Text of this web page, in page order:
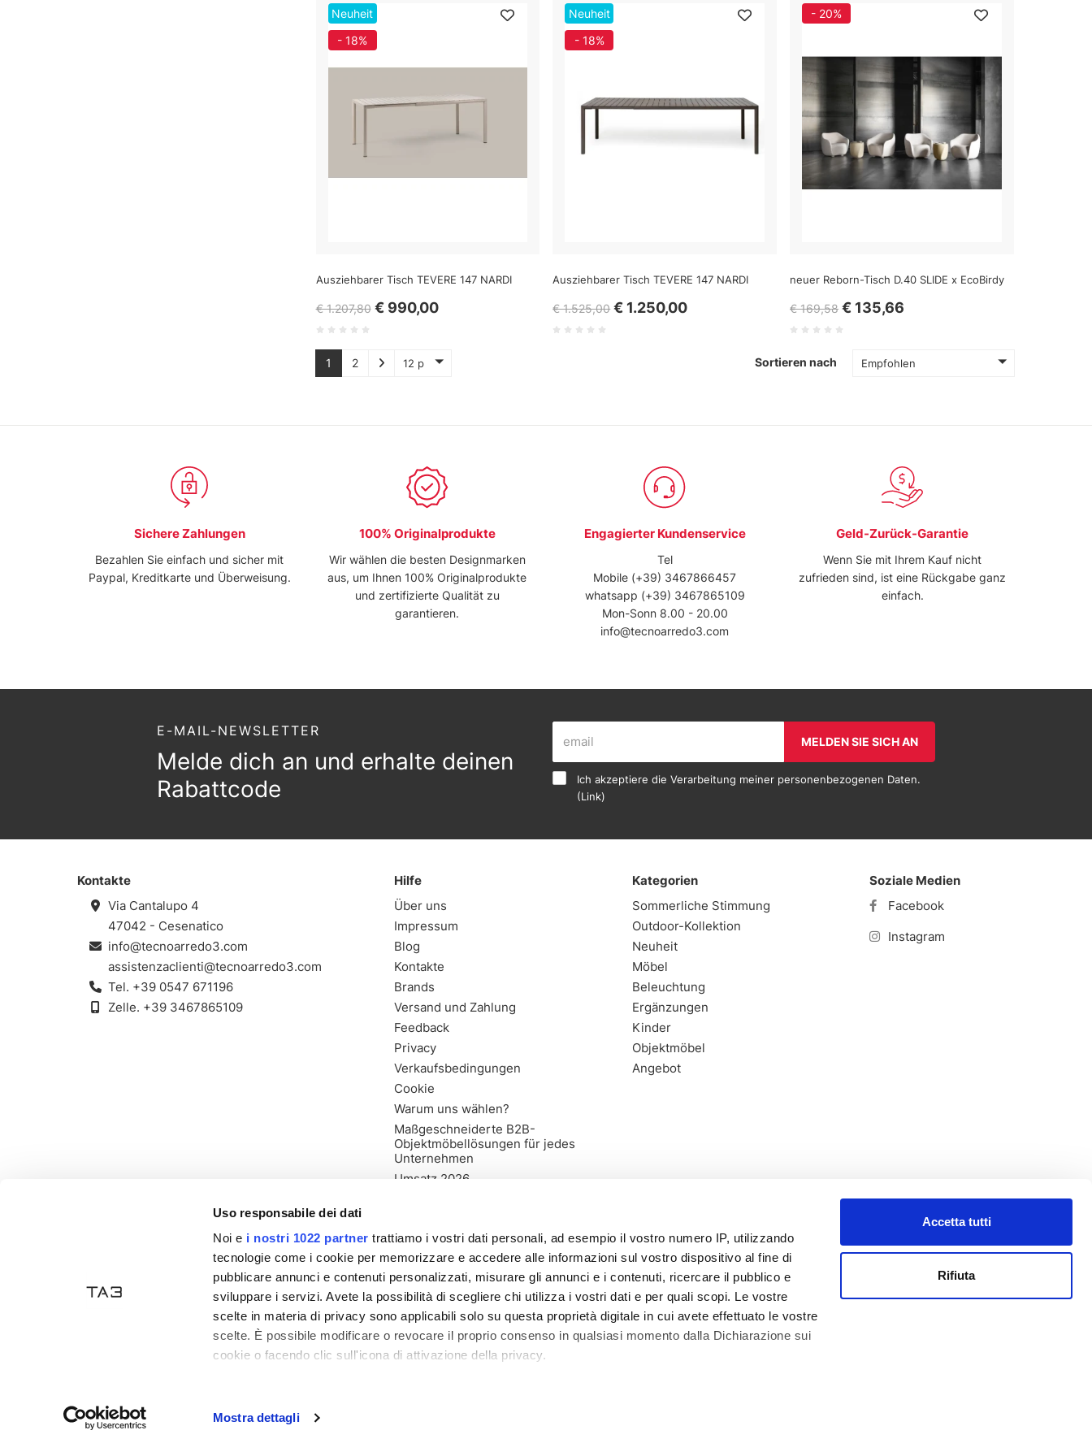
Uso responsabile dei dati
Noi e i nostri 1022 partner trattiamo i vostri dati personali, ad esempio il vostro numero IP, utilizzando
tecnologie come i cookie per memorizzare e accedere alle informazioni sul vostro dispositivo al fine di
pubblicare annunci e contenuti personalizzati, misurare gli annunci e i contenuti, ricercare il pubblico e
sviluppare i servizi. Avete la possibilità di scegliere chi utilizza i vostri dati e per quali scopi. Le vostre
scelte in materia di privacy sono applicabili solo su questa proprietà digitale in cui avete effettuato le vostre
scelte. È possibile modificare o revocare il proprio consenso in qualsiasi momento dalla Dichiarazione sui
cookie o facendo clic sull'icona di attivazione della privacy.
raccogliere informazioni sulla tua posizione geografica, con un'approssimazione di qualche metro,
Mostra dettagli
Accetta tutti
Rifiuta
Neuheit
- 18%
Ausziehbarer Tisch TEVERE 147 NARDI
€ 1.207,80 € 990,00
Neuheit
- 18%
Ausziehbarer Tisch TEVERE 147 NARDI
€ 1.525,00 € 1.250,00
- 20%
neuer Reborn-Tisch D.40 SLIDE x EcoBirdy
€ 169,58 € 135,66
1 2 12 p Sortieren nach Empfohlen
Sichere Zahlungen
Bezahlen Sie einfach und sicher mit
Paypal, Kreditkarte und Überweisung.
100% Originalprodukte
Wir wählen die besten Designmarken
aus, um Ihnen 100% Originalprodukte
und zertifizierte Qualität zu
garantieren.
Engagierter Kundenservice
Tel
Mobile (+39) 3467866457
whatsapp (+39) 3467865109
Mon-Sonn 8.00 - 20.00
info@tecnoarredo3.com
Geld-Zurück-Garantie
Wenn Sie mit Ihrem Kauf nicht
zufrieden sind, ist eine Rückgabe ganz
einfach.
E-MAIL-NEWSLETTER
Melde dich an und erhalte deinen
Rabattcode
MELDEN SIE SICH AN
Ich akzeptiere die Verarbeitung meiner personenbezogenen Daten.
(Link)
Kontakte
Via Cantalupo 4
47042 - Cesenatico
info@tecnoarredo3.com
assistenzaclienti@tecnoarredo3.com
Tel. +39 0547 671196
Zelle. +39 3467865109
Hilfe
Über uns
Impressum
Blog
Kontakte
Brands
Versand und Zahlung
Feedback
Privacy
Verkaufsbedingungen
Cookie
Warum uns wählen?
Maßgeschneiderte B2B-
Objektmöbellösungen für jedes
Unternehmen
Umsatz 2026
Kategorien
Sommerliche Stimmung
Outdoor-Kollektion
Neuheit
Möbel
Beleuchtung
Ergänzungen
Kinder
Objektmöbel
Angebot
Soziale Medien
Facebook
Instagram
Akzeptierte Zahlungen
Ecommerceby Daisuke